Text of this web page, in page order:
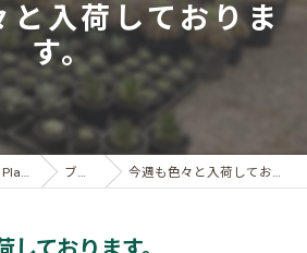
と入荷しておりま
す。
愛知の植物販売ならT Plants Labo ブログ 今週も色々と入荷しております。